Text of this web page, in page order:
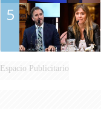
5
Espacio Publicitario